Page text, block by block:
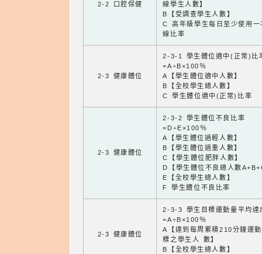
2-2 口腔保健
線學生人數】
B【受調查學生人數】
C 高年級學生每日至少使用一
線比率
2-3 健康體位
2-3-1 學生體位適中(正常)比
=A÷B×100％
A【學生體位適中人數】
B【全校學生總人數】
C 學生體位適中(正常)比率
2-3 健康體位
2-3-2 學生體位不良比率
=D÷E×100％
A【學生體位過輕人數】
B【學生體位過重人數】
C【學生體位肥胖人數】
D【學生體位不良總人數
E【全校學生總人數】
F 學生體位不良比率
2-3 健康體位
2-3-3 學生目標運動量平均達
=A÷B×100％
A【達到每周累積210分鐘運
標之學生人 數】
B【全校學生總人數】